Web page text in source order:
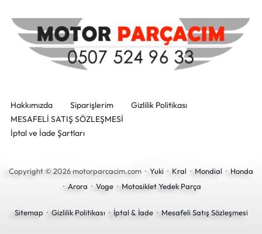
Hakkımızda Siparişlerim
Gizlilik Politikası
MESAFELİ SATIŞ SÖZLEŞMESİ
İptal ve İade Şartları
Copyright © 2026 motorparcacim.com · Yuki · Kral · Mondial · Honda
· Arora · Voge· Motosiklet Yedek Parça
Sitemap · Gizlilik Politikası · İptal & İade· Mesafeli Satış Sözleşmesi